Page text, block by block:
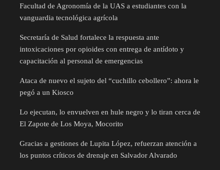
Facultad de Agronomía de la UAS a estudiantes con la
vanguardia tecnológica agrícola
Secretaría de Salud fortalece la respuesta ante
intoxicaciones por opioides con entrega de antídoto y
capacitación al personal de emergencias
Ataca de nuevo el sujeto del “cuchillo cebollero”: ahora le
pegó a un Kiosco
Lo ejecutan, lo envuelven en hule negro y lo tiran cerca de
El Zapote de Los Moya, Mocorito
Gracias a gestiones de Lupita López, refuerzan atención a
los puntos críticos de drenaje en Salvador Alvarado